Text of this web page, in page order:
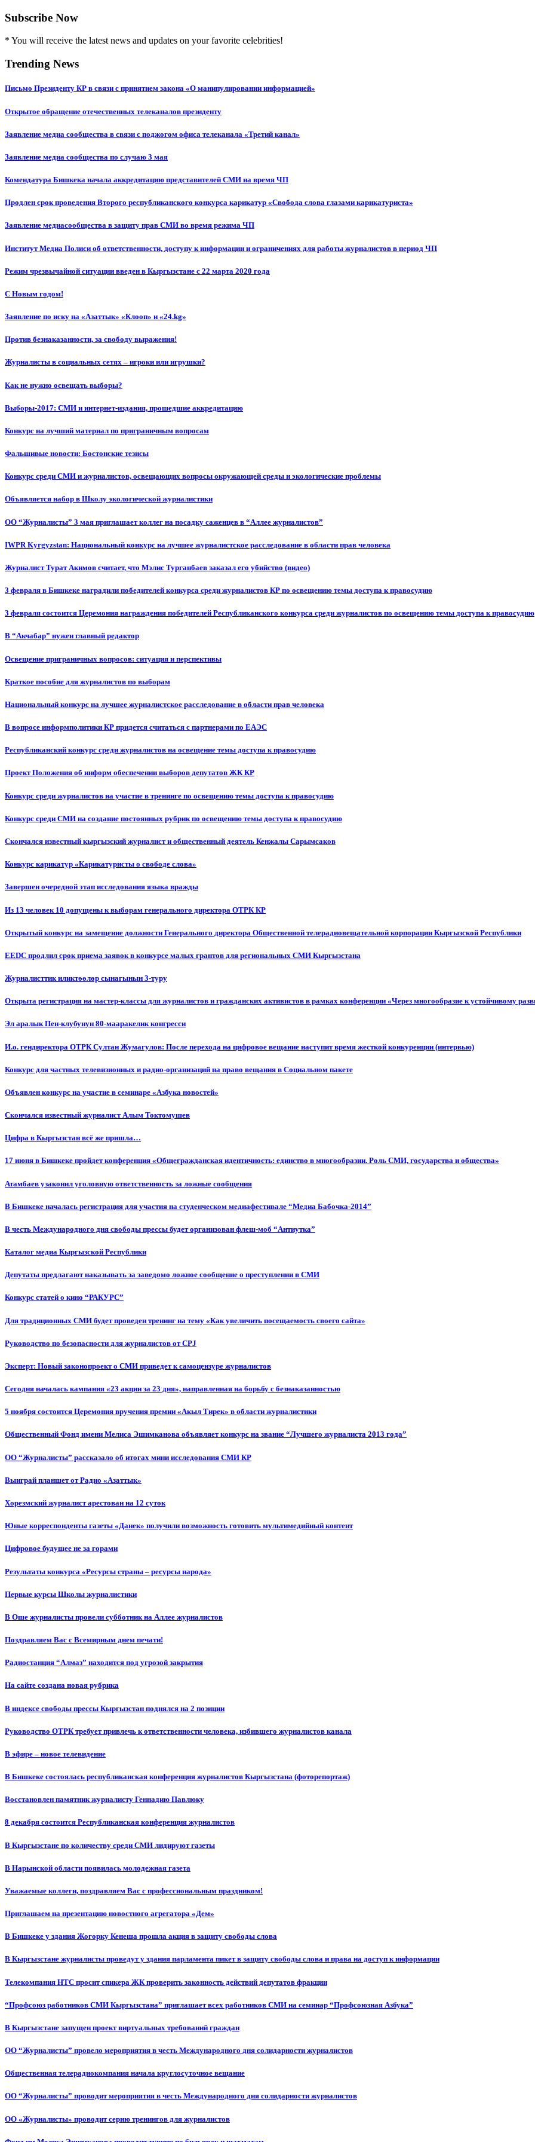
Subscribe Now
* You will receive the latest news and updates on your favorite celebrities!
Trending News
Письмо Президенту КР в связи с принятием закона «О манипулировании информацией»
Открытое обращение отечественных телеканалов президенту
Заявление медиа сообщества в связи с поджогом офиса телеканала «Третий канал»
Заявление медиа сообщества по случаю 3 мая
Комендатура Бишкека начала аккредитацию представителей СМИ на время ЧП
Продлен срок проведения Второго республиканского конкурса карикатур «Свобода слова глазами карикатуриста»
Заявление медиасообщества в защиту прав СМИ во время режима ЧП
Институт Медиа Полиси об ответственности, доступу к информации и ограничениях для работы журналистов в период ЧП
Режим чрезвычайной ситуации введен в Кыргызстане с 22 марта 2020 года
С Новым годом!
Заявление по иску на «Азаттык» «Клооп» и «24.kg»
Против безнаказанности, за свободу выражения!
Журналисты в социальных сетях – игроки или игрушки?
Как не нужно освещать выборы?
Выборы-2017: СМИ и интернет-издания, прошедшие аккредитацию
Конкурс на лучший материал по приграничным вопросам
Фальшивые новости: Бостонские тезисы
Конкурс среди СМИ и журналистов, освещающих вопросы окружающей среды и экологические проблемы
Объявляется набор в Школу экологической журналистики
ОО “Журналисты” 3 мая приглашает коллег на посадку саженцев в “Аллее журналистов”
IWPR Kyrgyzstan: Национальный конкурс на лучшее журналистское расследование в области прав человека
Журналист Турат Акимов считает, что Мэлис Турганбаев заказал его убийство (видео)
3 февраля в Бишкеке наградили победителей конкурса среди журналистов КР по освещению темы доступа к правосудию
3 февраля состоится Церемония награждения победителей Республиканского конкурса среди журналистов по освещению темы доступа к правосудию
В “Акчабар” нужен главный редактор
Освещение приграничных вопросов: ситуация и перспективы
Краткое пособие для журналистов по выборам
Национальный конкурс на лучшее журналистское расследование в области прав человека
В вопросе информполитики КР придется считаться с партнерами по ЕАЭС
Республиканский конкурс среди журналистов на освещение темы доступа к правосудию
Проект Положения об информ обеспечении выборов депутатов ЖК КР
Конкурс среди журналистов на участие в тренинге по освещению темы доступа к правосудию
Конкурс среди СМИ на создание постоянных рубрик по освещению темы доступа к правосудию
Скончался известный кыргызский журналист и общественный деятель Кенжалы Сарымсаков
Конкурс карикатур «Карикатуристы о свободе слова»
Завершен очередной этап исследования языка вражды
Из 13 человек 10 допущены к выборам генерального директора ОТРК КР
Открытый конкурс на замещение должности Генерального директора Общественной телерадиовещательной корпорации Кыргызской Республики
EEDC продлил срок приема заявок в конкурсе малых грантов для региональных СМИ Кыргызстана
Журналисттик иликтөөлөр сынагынын 3-туру
Открыта регистрация на мастер-классы для журналистов и гражданских активистов в рамках конференции «Через многообразие к устойчивому
Эл аралык Пен-клубунун 80-мааракелик конгресси
И.о. гендиректора ОТРК Султан Жумагулов: После перехода на цифровое вещание наступит время жесткой конкуренции (интервью)
Конкурс для частных телевизионных и радио-организаций на право вещания в Социальном пакете
Объявлен конкурс на участие в семинаре «Азбука новостей»
Cкончался известный журналист Алым Токтомушев
Цифра в Кыргызстан всё же пришла…
17 июня в Бишкеке пройдет конференция «Общегражданская идентичность: единство в многообразии. Роль СМИ, государства и общества»
Атамбаев узаконил уголовную ответственность за ложные сообщения
В Бишкеке началась регистрация для участия на студенческом медиафестивале “Медиа Бабочка-2014”
В честь Международного дня свободы прессы будет организован флеш-моб “Антиутка”
Каталог медиа Кыргызской Республики
Депутаты предлагают наказывать за заведомо ложное сообщение о преступлении в СМИ
Конкурс статей о кино “РАКУРС”
Для традиционных СМИ будет проведен тренинг на тему «Как увеличить посещаемость своего сайта»
Руководство по безопасности для журналистов от CPJ
Эксперт: Новый законопроект о СМИ приведет к самоцензуре журналистов
Сегодня началась кампания «23 акции за 23 дня», направленная на борьбу с безнаказанностью
5 ноября состоится Церемония вручения премии «Акыл Тирек» в области журналистики
Общественный Фонд имени Мелиса Эшимканова объявляет конкурс на звание “Лучшего журналиста 2013 года”
ОО “Журналисты” рассказало об итогах мини исследования СМИ КР
Выиграй планшет от Радио «Азаттык»
Хорезмский журналист арестован на 12 суток
Юные корреспонденты газеты «Данек» получили возможность готовить мультимедийный контент
Цифровое будущее не за горами
Результаты конкурса «Ресурсы страны – ресурсы народа»
Первые курсы Школы журналистики
В Оше журналисты провели субботник на Аллее журналистов
Поздравляем Вас с Всемирным днем печати!
Радиостанция “Алмаз” находится под угрозой закрытия
На сайте создана новая рубрика
В индексе свободы прессы Кыргызстан поднялся на 2 позиции
Руководство ОТРК требует привлечь к ответственности человека, избившего журналистов канала
В эфире – новое телевидение
В Бишкеке состоялась республиканская конференция журналистов Кыргызстана (фоторепортаж)
Восстановлен памятник журналисту Геннадию Павлюку
8 декабря состоится Республиканская конференция журналистов
В Кыргызстане по количеству среди СМИ лидируют газеты
В Нарынской области появилась молодежная газета
Уважаемые коллеги, поздравляем Вас с профессиональным праздником!
Приглашаем на презентацию новостного агрегатора «Дем»
В Бишкеке у здания Жогорку Кенеша прошла акция в защиту свободы слова
В Кыргызстане журналисты проведут у здания парламента пикет в защиту свободы слова и права на доступ к информации
Телекомпания НТС просит спикера ЖК проверить законность действий депутатов фракции
“Профсоюз работников СМИ Кыргызстана” приглашает всех работников СМИ на семинар “Профсоюзная Азбука”
В Кыргызстане запущен проект виртуальных требований граждан
ОО “Журналисты” провело мероприятия в честь Международного дня солидарности журналистов
Общественная телерадиокомпания начала круглосуточное вещание
ОО “Журналисты” проводит мероприятия в честь Международного дня солидарности журналистов
ОО «Журналисты» проводит серию тренингов для журналистов